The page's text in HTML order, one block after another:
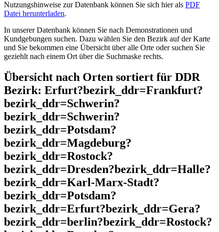
Nutzungshinweise zur Datenbank können Sie sich hier als PDF
Datei herunterladen.
In unserer Datenbank können Sie nach Demonstrationen und
Kundgebungen suchen. Dazu wählen Sie den Bezirk auf der Karte
und Sie bekommen eine Übersicht über alle Orte oder suchen Sie
geziehlt nach einem Ort über die Suchmaske rechts.
Übersicht nach Orten sortiert für DDR
Bezirk: Erfurt?bezirk_ddr=Frankfurt?
bezirk_ddr=Schwerin?
bezirk_ddr=Schwerin?
bezirk_ddr=Potsdam?
bezirk_ddr=Magdeburg?
bezirk_ddr=Rostock?
bezirk_ddr=Dresden?bezirk_ddr=Halle?
bezirk_ddr=Karl-Marx-Stadt?
bezirk_ddr=Potsdam?
bezirk_ddr=Erfurt?bezirk_ddr=Gera?
bezirk_ddr=berlin?bezirk_ddr=Rostock?